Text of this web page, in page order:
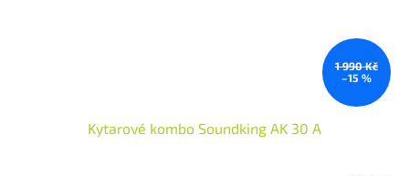
1 990 Kč
–15 %
Kytarové kombo Soundking AK 30 A